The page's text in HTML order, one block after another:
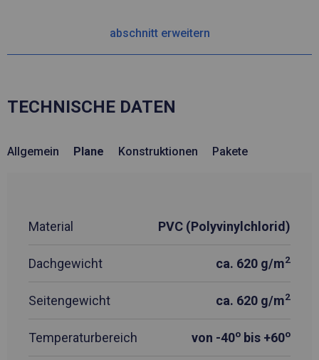
abschnitt erweitern
TECHNISCHE DATEN
Allgemein Plane Konstruktionen Pakete
Material PVC (Polyvinylchlorid)
Dachgewicht ca. 620 g/m2
Seitengewicht ca. 620 g/m2
Temperaturbereich von -40o bis +60o